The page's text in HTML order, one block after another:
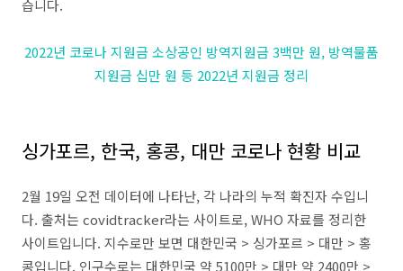
습니다.
2022년 코로나 지원금 소상공인 방역지원금 3백만 원, 방역물품
지원금 십만 원 등 2022년 지원금 정리
싱가포르, 한국, 홍콩, 대만 코로나 현황 비교
2월 19일 오전 데이터에 나타난, 각 나라의 누적 확진자 수입니
다. 출처는 covidtracker라는 사이트로, WHO 자료를 정리한
사이트입니다. 지수로만 보면 대한민국 > 싱가포르 > 대만 > 홍
콩입니다. 인구수로는 대한민국 약 5100만 > 대만 약 2400만 >